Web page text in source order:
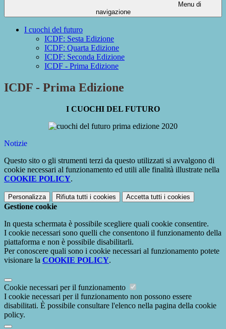
Menu di
navigazione
I cuochi del futuro
ICDF: Sesta Edizione
ICDF: Quarta Edizione
ICDF: Seconda Edizione
ICDF - Prima Edizione
ICDF - Prima Edizione
I CUOCHI DEL FUTURO
Notizie
Questo sito o gli strumenti terzi da questo utilizzati si avvalgono di
cookie necessari al funzionamento ed utili alle finalità illustrate nella
COOKIE POLICY.
Personalizza Rifiuta tutti i cookies Accetta tutti i cookies
Gestione cookie
In questa schermata è possibile scegliere quali cookie consentire.
I cookie necessari sono quelli che consentono il funzionamento della
piattaforma e non è possibile disabilitarli.
Per conoscere quali sono i cookie necessari al funzionamento potete
visionare la COOKIE POLICY.
Cookie necessari per il funzionamento
I cookie necessari per il funzionamento non possono essere
disabilitati. È possibile consultare l'elenco nella pagina della cookie
policy.